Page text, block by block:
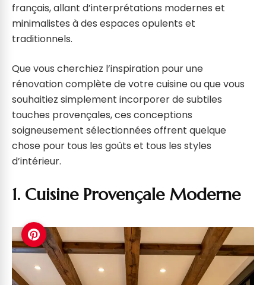
français, allant d’interprétations modernes et
minimalistes à des espaces opulents et
traditionnels.
Que vous cherchiez l’inspiration pour une
rénovation complète de votre cuisine ou que vous
souhaitiez simplement incorporer de subtiles
touches provençales, ces conceptions
soigneusement sélectionnées offrent quelque
chose pour tous les goûts et tous les styles
d’intérieur.
1. Cuisine Provençale Moderne